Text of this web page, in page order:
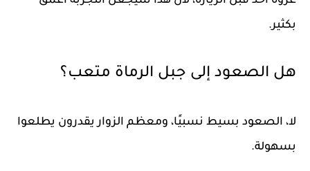
بكثير.
هل الصعود إلى جبل الرماة متعب؟
لا، الصعود بسيط نسبيًا، ومعظم الزوار يقدرون يطلعوا
بسهولة.